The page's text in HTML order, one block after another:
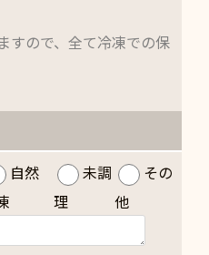
すので、全て冷凍での保
自然
未調
理
その
他